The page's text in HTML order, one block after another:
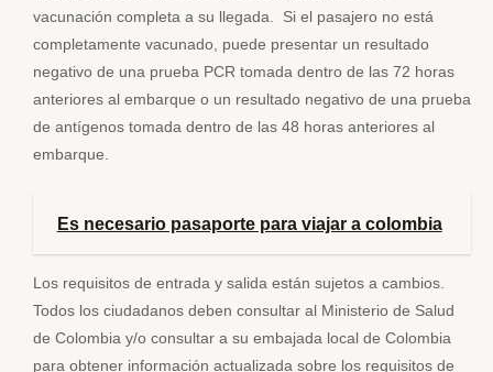
vacunación completa a su llegada. Si el pasajero no está
completamente vacunado, puede presentar un resultado
negativo de una prueba PCR tomada dentro de las 72 horas
anteriores al embarque o un resultado negativo de una prueba
de antígenos tomada dentro de las 48 horas anteriores al
embarque.
Es necesario pasaporte para viajar a colombia
Los requisitos de entrada y salida están sujetos a cambios.
Todos los ciudadanos deben consultar al Ministerio de Salud
de Colombia y/o consultar a su embajada local de Colombia
para obtener información actualizada sobre los requisitos de